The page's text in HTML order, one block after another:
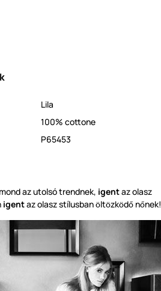
Lila
100% cottone
P65453
mond az utolsó trendnek, igentaz olasz
igentaz olasz stílusban öltözködő nőnek!